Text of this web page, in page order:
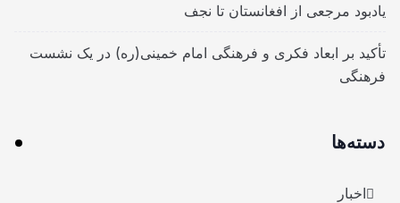
یادبود مرجعی از افغانستان تا نجف
تأکید بر ابعاد فکری و فرهنگی امام خمینی(ره) در یک نشست
فرهنگی
دسته‌ها
اخبار